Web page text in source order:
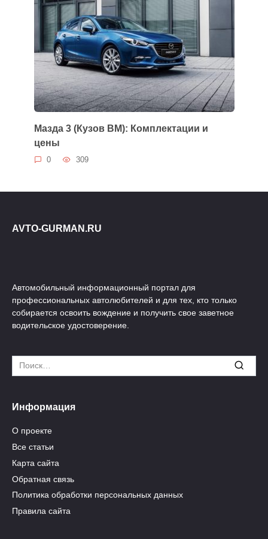
Мазда 3 (Кузов BM): Комплектации и
цены
0 309
AVTO-GURMAN.RU
Автомобильный информационный портал для
профессиональных автолюбителей и для тех, кто только
собирается освоить вождение и получить свое заветное
водительское удостоверение.
Search
for:
Информация
О проекте
Все статьи
Карта сайта
Обратная связь
Политика обработки персональных данных
Правила сайта